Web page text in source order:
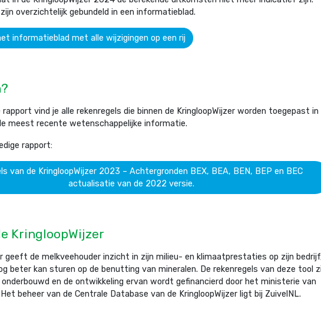
overzichtelijk gebundeld in een informatieblad.
informatieblad met alle wijzigingen op een rij
vind je alle rekenregels die binnen de KringloopWijzer worden toegepast in
meest recente wetenschappelijke informatie.
rapport:
van de KringloopWijzer 2023 – Achtergronden BEX, BEA, BEN, BEP en BEC
actualisatie van de 2022 versie.
KringloopWijzer
geeft de melkveehouder inzicht in zijn milieu- en klimaatprestaties op zijn
beter kan sturen op de benutting van mineralen. De rekenregels van deze tool
en de ontwikkeling ervan wordt gefinancierd door het ministerie van
beheer van de Centrale Database van de KringloopWijzer ligt bij ZuivelNL.